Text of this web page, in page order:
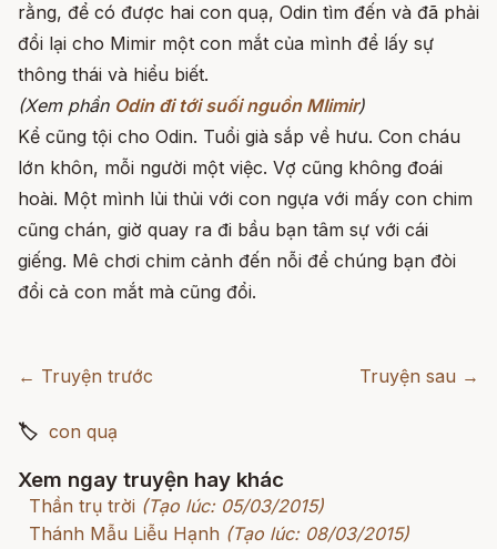
rằng, để có được hai con quạ, Odin tìm đến và đã phải
đổi lại cho Mimir một con mắt của mình để lấy sự
thông thái và hiểu biết.
(Xem phần Odin đi tới suối nguồn MIimir)
Kể cũng tội cho Odin. Tuổi già sắp về hưu. Con cháu
lớn khôn, mỗi người một việc. Vợ cũng không đoái
hoài. Một mình lủi thủi với con ngựa với mấy con chim
cũng chán, giờ quay ra đi bầu bạn tâm sự với cái
giếng. Mê chơi chim cảnh đến nỗi để chúng bạn đòi
đổi cả con mắt mà cũng đổi.
← Truyện trước Truyện sau →
🏷 con quạ
Xem ngay truyện hay khác
Thần trụ trời (Tạo lúc: 05/03/2015)
Thánh Mẫu Liễu Hạnh (Tạo lúc: 08/03/2015)